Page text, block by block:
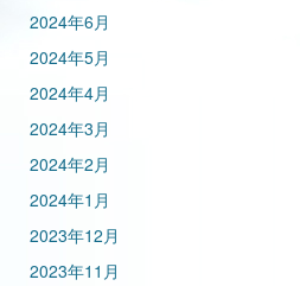
2024年6月
2024年5月
2024年4月
2024年3月
2024年2月
2024年1月
2023年12月
2023年11月